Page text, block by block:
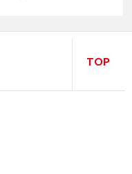
TOP